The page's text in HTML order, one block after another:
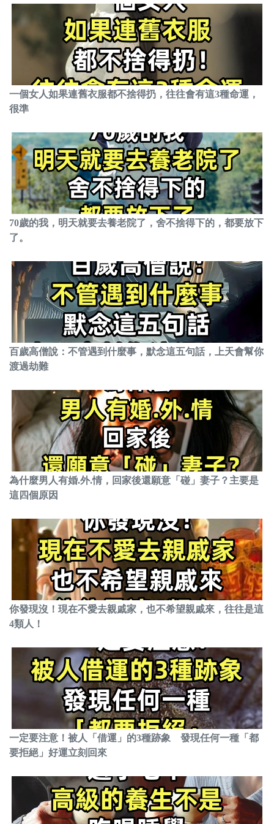
一個女人如果連舊衣服都不捨得扔，往往會有這3種命運，
很準
70歲的我，明天就要去養老院了，舍不捨得下的，都要放下
了。
百歲高僧說：不管遇到什麼事，默念這五句話，上天會幫你
渡過劫難
為什麼男人有婚.外.情，回家後還願意「碰」妻子？主要是
這四個原因
你發現沒！現在不愛去親戚家，也不希望親戚來，往往是這
4類人！
一定要注意！被人「借運」的3種跡象 發現任何一種「都
要拒絕」好運立刻回來